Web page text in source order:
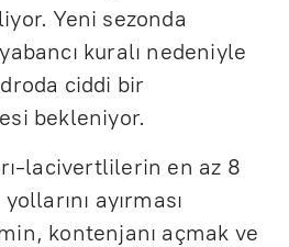
Yeni sezonda
kuralı nedeniyle
ciddi bir
bekleniyor.
lacivertlilerin en az 8
ayırması
kontenjanı açmak ve